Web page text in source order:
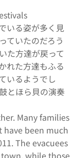
いる姿が多く見
ていたのだろう
た方達が戻って
れた方達もふる
いるようでし
とほら貝の演奏
Many families
have been much
The evacuees
while those